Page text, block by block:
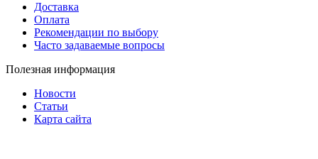
Доставка
Оплата
Рекомендации по выбору
Часто задаваемые вопросы
Полезная информация
Новости
Статьи
Карта сайта